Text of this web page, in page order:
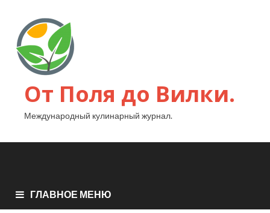
От Поля до Вилки.
Международный кулинарный журнал.
ГЛАВНОЕ МЕНЮ